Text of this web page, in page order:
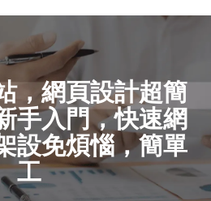
，網頁設計超簡
手入門，快速網
設免煩惱，簡單
工